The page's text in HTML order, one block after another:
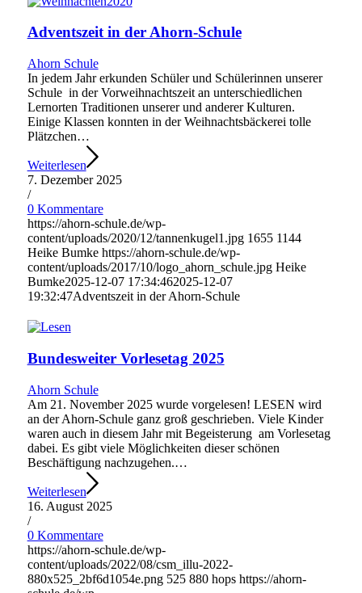
Adventszeit in der Ahorn-Schule
Ahorn Schule
In jedem Jahr erkunden Schüler und Schülerinnen unserer
Schule in der Vorweihnachtszeit an unterschiedlichen
Lernorten Traditionen unserer und anderer Kulturen.
Einige Klassen konnten in der Weihnachtsbäckerei tolle
Plätzchen…
Weiterlesen
7. Dezember 2025
/
0 Kommentare
https://ahorn-schule.de/wp-
content/uploads/2020/12/tannenkugel1.jpg 1655 1144
Heike Bumke https://ahorn-schule.de/wp-
content/uploads/2017/10/logo_ahorn_schule.jpg Heike
Bumke2025-12-07 17:34:462025-12-07
19:32:47Adventszeit in der Ahorn-Schule
Bundesweiter Vorlesetag 2025
Ahorn Schule
Am 21. November 2025 wurde vorgelesen! LESEN wird
an der Ahorn-Schule ganz groß geschrieben. Viele Kinder
waren auch in diesem Jahr mit Begeisterung am Vorlesetag
dabei. Es gibt viele Möglichkeiten dieser schönen
Beschäftigung nachzugehen.…
Weiterlesen
16. August 2025
/
0 Kommentare
https://ahorn-schule.de/wp-
content/uploads/2022/08/csm_illu-2022-
880x525_2bf6d1054e.png 525 880 hops https://ahorn-